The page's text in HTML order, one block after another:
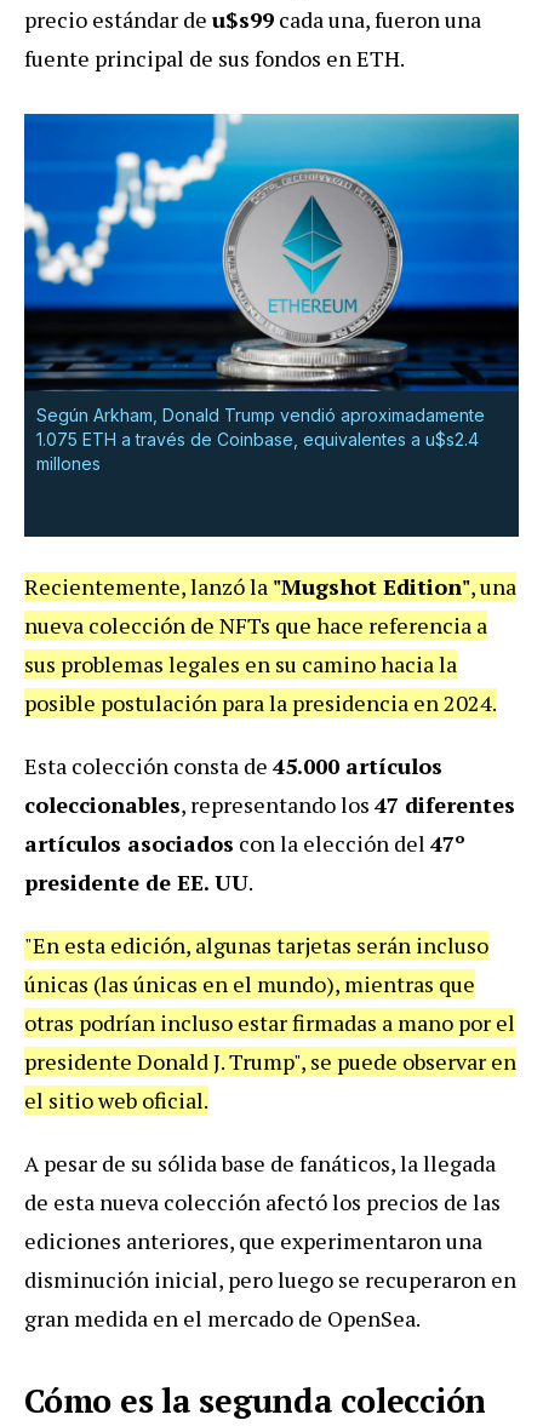
precio estándar de u$s99 cada una, fueron una
fuente principal de sus fondos en ETH.
Según Arkham, Donald Trump vendió aproximadamente
1.075 ETH a través de Coinbase, equivalentes a u$s2.4
millones
Recientemente, lanzó la "Mugshot Edition", una
nueva colección de NFTs que hace referencia a
sus problemas legales en su camino hacia la
posible postulación para la presidencia en 2024.
Esta colección consta de 45.000 artículos
coleccionables, representando los 47 diferentes
artículos asociados con la elección del 47º
presidente de EE. UU.
"En esta edición, algunas tarjetas serán incluso
únicas (las únicas en el mundo), mientras que
otras podrían incluso estar firmadas a mano por el
presidente Donald J. Trump", se puede observar en
el sitio web oficial.
A pesar de su sólida base de fanáticos, la llegada
de esta nueva colección afectó los precios de las
ediciones anteriores, que experimentaron una
disminución inicial, pero luego se recuperaron en
gran medida en el mercado de OpenSea.
Cómo es la segunda colección